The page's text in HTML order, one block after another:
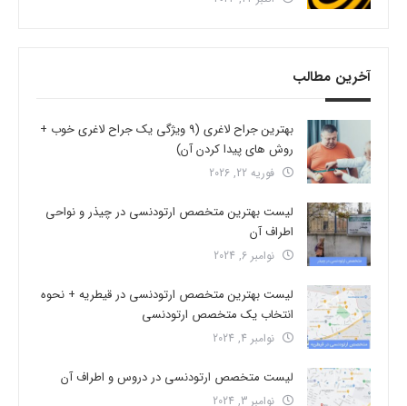
آخرین مطالب
بهترین جراح لاغری (9 ویژگی یک جراح لاغری خوب +
روش های پیدا کردن آن)
فوریه 22, 2026
لیست بهترین متخصص ارتودنسی در چیذر و نواحی
اطراف آن
نوامبر 6, 2024
لیست بهترین متخصص ارتودنسی در قیطریه + نحوه
انتخاب یک متخصص ارتودنسی
نوامبر 4, 2024
لیست متخصص ارتودنسی در دروس و اطراف آن
نوامبر 3, 2024